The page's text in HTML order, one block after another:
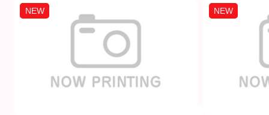
NEW NEW